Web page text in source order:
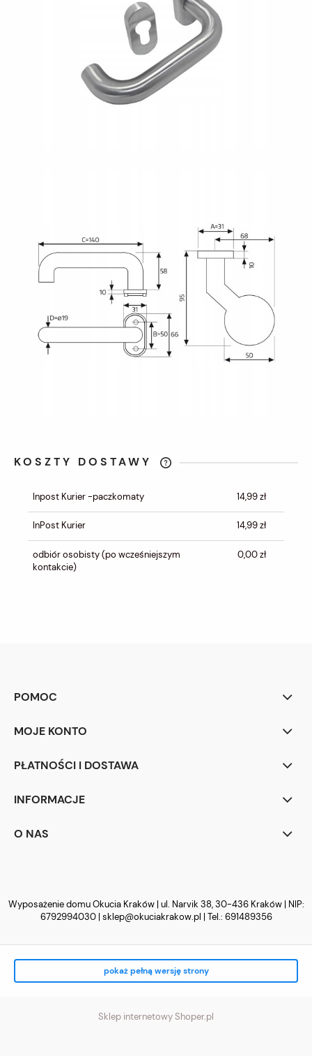
KOSZTY DOSTAWY
KOSZTÓW PŁATNOŚCI
Inpost Kurier -paczkomaty 14,99 zł
InPost Kurier 14,99 zł
odbiór osobisty(po wcześniejszym
kontakcie)
0,00 zł
POMOC
MOJE KONTO
PŁATNOŚCI I DOSTAWA
INFORMACJE
O NAS
Wyposażenie domu Okucia Kraków | ul. Narvik 38, 30-436 Kraków | NIP:
6792994030 | sklep@okuciakrakow.pl | Tel.: 691489356
pokaż pełną wersję strony
Sklep internetowy Shoper.pl